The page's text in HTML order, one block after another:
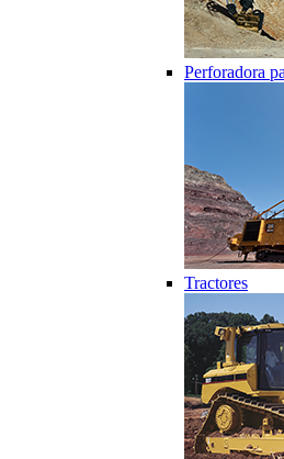
Perforadora
Tractores